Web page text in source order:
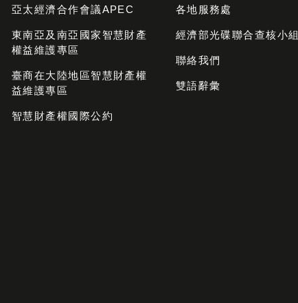
亞太經濟合作會議APEC
東南亞及南亞國家智慧財產
權益維護專區
臺商在大陸地區智慧財產權
益維護專區
智慧財產權國際公約
各地服務處
經濟部光碟聯合查核小組
聯絡我們
雙語辭彙